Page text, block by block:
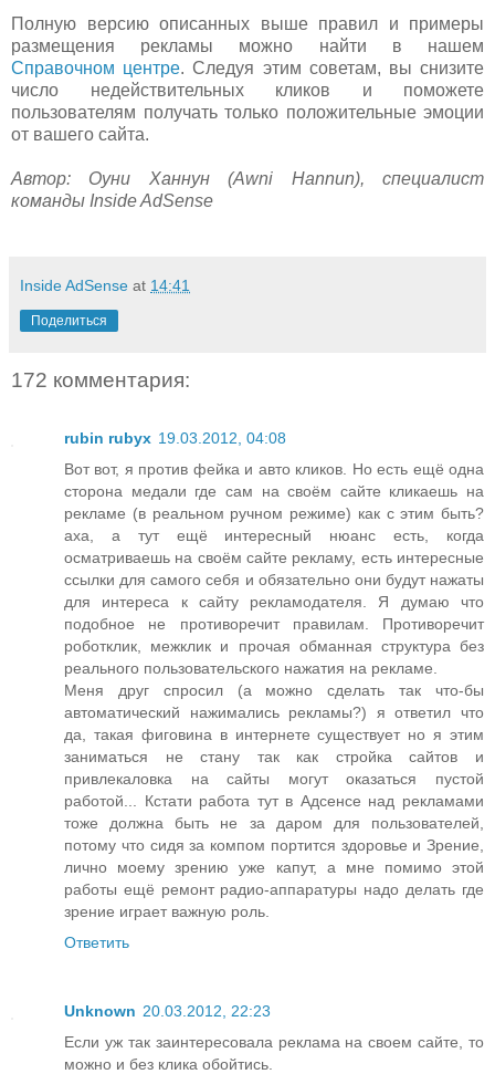
Полную версию описанных выше правил и примеры
размещения рекламы можно найти в нашем
Справочном центре. Следуя этим советам, вы снизите
число недействительных кликов и поможете
пользователям получать только положительные эмоции
от вашего сайта.
Автор: Оуни Ханнун (Awni Hannun), специалист
команды Inside AdSense
Inside AdSense at 14:41
Поделиться
172 комментария:
rubin rubyx 19.03.2012, 04:08
Вот вот, я против фейка и авто кликов. Но есть ещё одна
сторона медали где сам на своём сайте кликаешь на
рекламе (в реальном ручном режиме) как с этим быть?
аха, а тут ещё интересный нюанс есть, когда
осматриваешь на своём сайте рекламу, есть интересные
ссылки для самого себя и обязательно они будут нажаты
для интереса к сайту рекламодателя. Я думаю что
подобное не противоречит правилам. Противоречит
роботклик, межклик и прочая обманная структура без
реального пользовательского нажатия на рекламе.
Меня друг спросил (а можно сделать так что-бы
автоматический нажимались рекламы?) я ответил что
да, такая фиговина в интернете существует но я этим
заниматься не стану так как стройка сайтов и
привлекаловка на сайты могут оказаться пустой
работой... Кстати работа тут в Адсенсе над рекламами
тоже должна быть не за даром для пользователей,
потому что сидя за компом портится здоровье и Зрение,
лично моему зрению уже капут, а мне помимо этой
работы ещё ремонт радио-аппаратуры надо делать где
зрение играет важную роль.
Ответить
Unknown 20.03.2012, 22:23
Если уж так заинтересовала реклама на своем сайте, то
можно и без клика обойтись.